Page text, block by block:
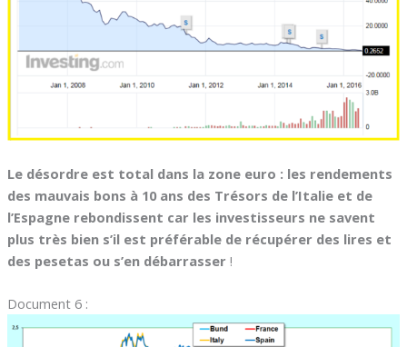
Le désordre est total dans la zone euro : les rendements
des mauvais bons à 10 ans des Trésors de l’Italie et de
l’Espagne rebondissent car les investisseurs ne savent
plus très bien s’il est préférable de récupérer des lires et
des pesetas ou s’en débarrasser !
Document 6 :